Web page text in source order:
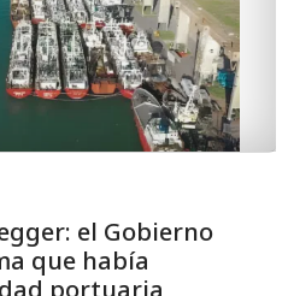
el Gobierno
que había